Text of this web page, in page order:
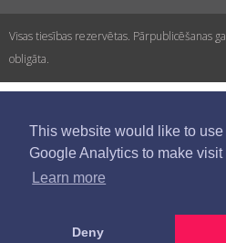
This website would like to use
Google Analytics to make visit
Learn more
Deny
Visas tiesības rezervētas. Pārpublicēšanas
obligāta.